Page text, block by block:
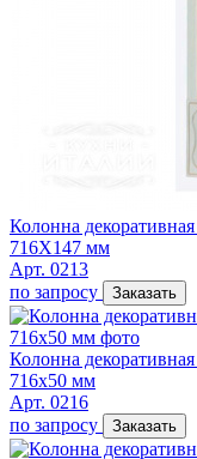
Колонна
716Х147 мм
Арт. 0213
по запросу
Заказать
Колонна
716х50 мм
Арт. 0216
по запросу
Заказать